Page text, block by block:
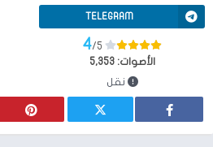
TELEGRAM
4/5
الأصوات:5,353
نقل